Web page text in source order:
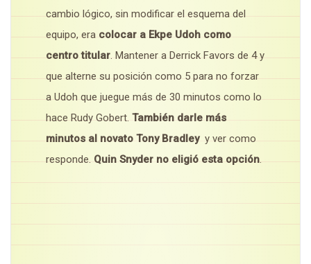
cambio lógico, sin modificar el esquema del
equipo, era colocar a Ekpe Udoh como
centro titular. Mantener a Derrick Favors de 4 y
que alterne su posición como 5 para no forzar
a Udoh que juegue más de 30 minutos como lo
hace Rudy Gobert. También darle más
minutos al novato Tony Bradleyy ver como
responde. Quin Snyder no eligió esta opción.